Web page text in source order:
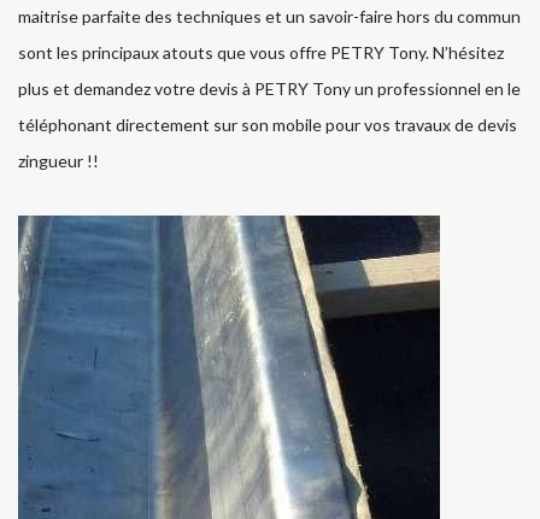
maitrise parfaite des techniques et un savoir-faire hors du commun
sont les principaux atouts que vous offre PETRY Tony. N’hésitez
plus et demandez votre devis à PETRY Tony un professionnel en le
téléphonant directement sur son mobile pour vos travaux de devis
zingueur !!